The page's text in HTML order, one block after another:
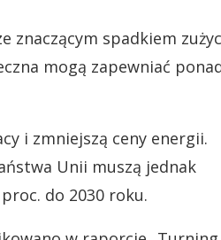
znaczącym spadkiem
mogą zapewniać
i zmniejszą ceny energii.
Unii muszą jednak
do 2030 roku.